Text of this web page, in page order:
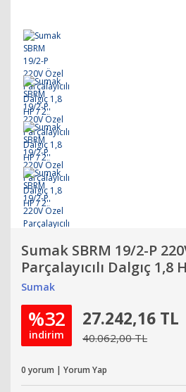
Sumak SBRM 19/2-P
Parçalayıcılı Dalgıç 1,8
Sumak
%32
indirim
27.242,16 TL
40.062,00 TL
0 yorum | Yorum Yap